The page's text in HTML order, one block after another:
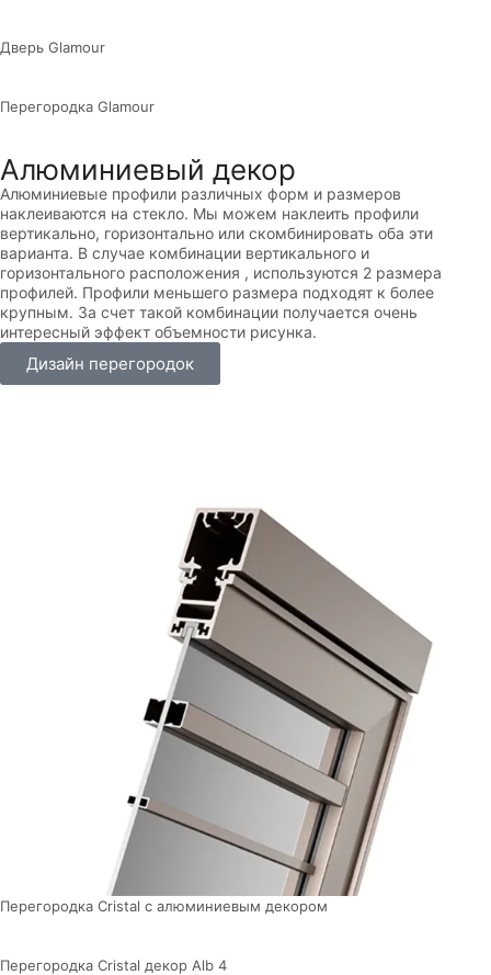
Дверь Glamour
Перегородка Glamour
Алюминиевый декор
Алюминиевые профили различных форм и размеров
наклеиваются на стекло. Мы можем наклеить профили
вертикально, горизонтально или скомбинировать оба эти
варианта. В случае комбинации вертикального и
горизонтального расположения , используются 2 размера
профилей. Профили меньшего размера подходят к более
крупным. За счет такой комбинации получается очень
интересный эффект объемности рисунка.
Дизайн перегородок
Перегородка Cristal с алюминиевым декором
Перегородка Cristal декор Alb 4